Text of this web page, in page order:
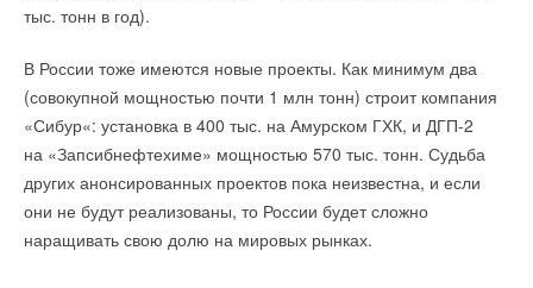
тыс. тонн в год).
В России тоже имеются новые проекты. Как минимум два
(совокупной мощностью почти 1 млн тонн) строит компания
«Сибур«: установка в 400 тыс. на Амурском ГХК, и ДГП-2
на «Запсибнефтехиме» мощностью 570 тыс. тонн. Судьба
других анонсированных проектов пока неизвестна, и если
они не будут реализованы, то России будет сложно
наращивать свою долю на мировых рынках.
Думаю, что представители китайской солнечной индустрии,
производству солнечных модулей, с вожделением смотрят
на африканский континент как на перспективный рынок
сбыта.
ИСТОЧНИК:RENEN.RU